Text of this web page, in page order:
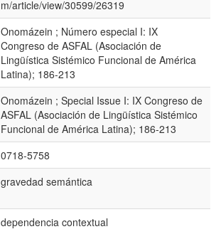
m/article/view/30599/26319
Onomázein ; Número especial I: IX
Congreso de ASFAL (Asociación de
Lingüística Sistémico Funcional de América
Latina); 186-213
Onomázein ; Special Issue I: IX Congreso de
ASFAL (Asociación de Lingüística Sistémico
Funcional de América Latina); 186-213
0718-5758
gravedad semántica
dependencia contextual